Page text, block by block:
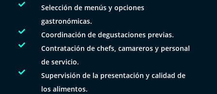

Selección de menús y opciones
gastronómicas.
 Coordinación de degustaciones previas.

Contratación de chefs, camareros y personal
de servicio.

Supervisión de la presentación y calidad de
los alimentos.